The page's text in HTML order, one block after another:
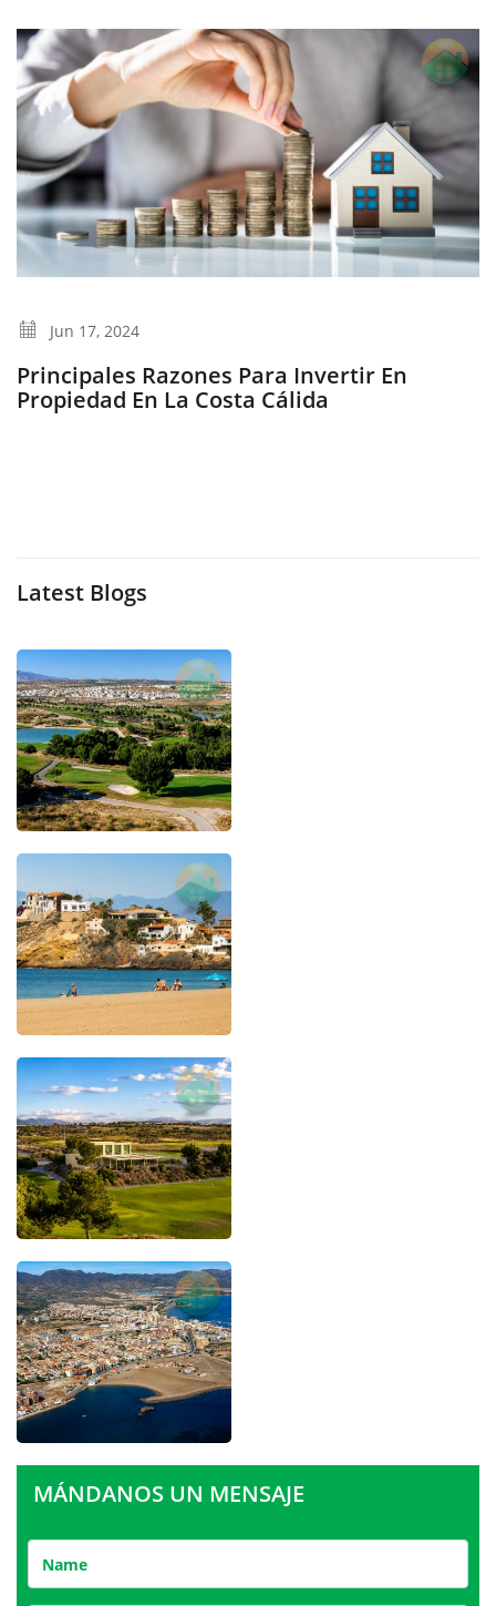
Jun 17, 2024
Principales Razones Para Invertir En
Propiedad En La Costa Cálida
Latest Blogs
MÁNDANOS UN MENSAJE